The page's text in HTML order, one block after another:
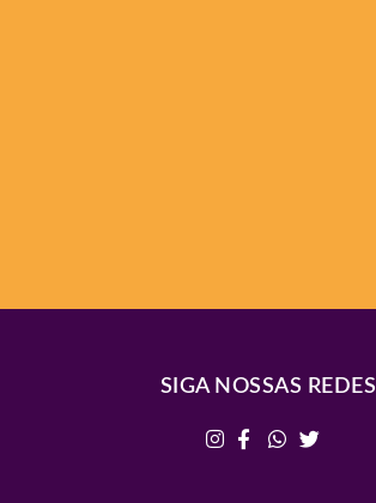
SIGA NOSSAS REDES